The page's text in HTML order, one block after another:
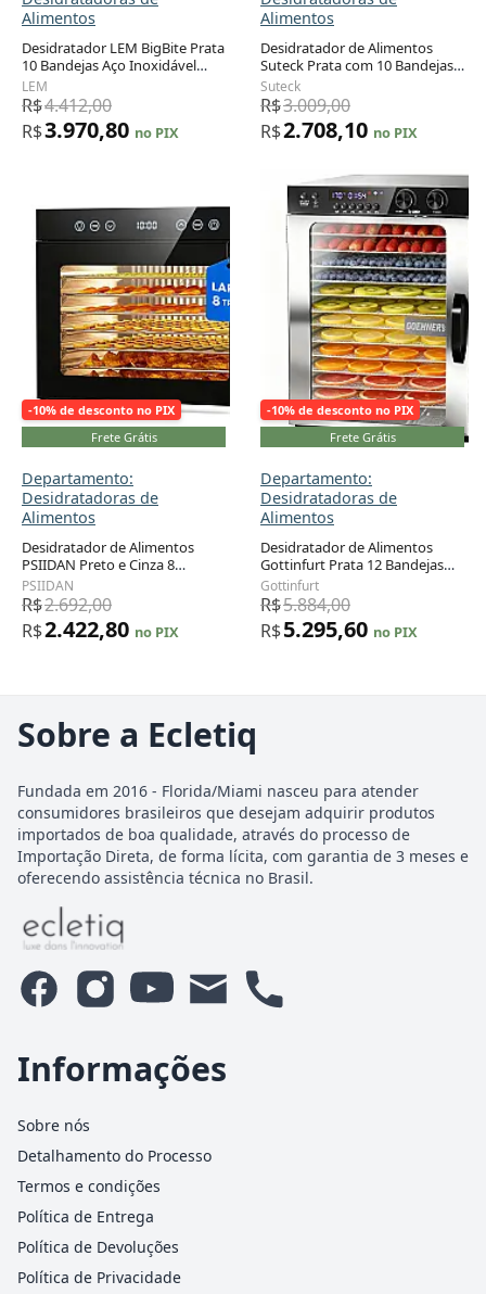
Alimentos
Desidratador LEM BigBite Prata
10 Bandejas Aço Inoxidável
800W 120V
LEM
R$4.412,00
R$3.970,80 no PIX
Alimentos
Desidratador de Alimentos
Suteck Prata com 10 Bandejas
de Aço Inoxidável e Dupla
Ventilação 110V
Suteck
R$3.009,00
R$2.708,10 no PIX
-10% de desconto no PIX
Frete Grátis
Departamento:
Desidratadoras de
Alimentos
Desidratador de Alimentos
PSIIDAN Preto e Cinza 8
Bandejas Temperatura
Ajustável 650W 110V
Adicionar ao carrinho
PSIIDAN
R$2.692,00
R$2.422,80 no PIX
-10% de desconto no PIX
Frete Grátis
Departamento:
Desidratadoras de
Alimentos
Desidratador de Alimentos
Gottinfurt Prata 12 Bandejas
1100W 110V
Adicionar ao carrinho
Gottinfurt
R$5.884,00
R$5.295,60 no PIX
Sobre a Ecletiq
Fundada em 2016 - Florida/Miami nasceu para atender
consumidores brasileiros que desejam adquirir produtos
importados de boa qualidade, através do processo de
Importação Direta, de forma lícita, com garantia de 3 meses e
oferecendo assistência técnica no Brasil.
Informações
Sobre nós
Detalhamento do Processo
Termos e condições
Política de Entrega
Política de Devoluções
Política de Privacidade